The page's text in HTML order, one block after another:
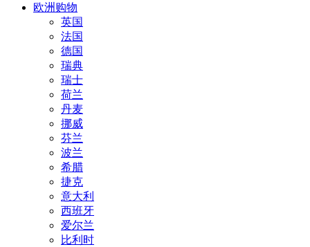
欧洲购物
英国
法国
德国
瑞典
瑞士
荷兰
丹麦
挪威
芬兰
波兰
希腊
捷克
意大利
西班牙
爱尔兰
比利时